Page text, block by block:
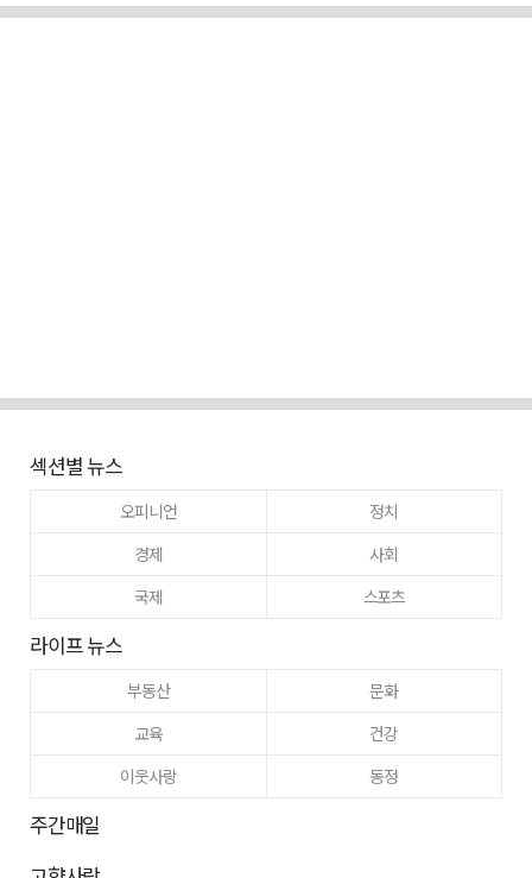
섹션별 뉴스
오피니언
정치
경제
사회
국제
스포츠
라이프 뉴스
부동산
문화
교육
건강
이웃사랑
동정
주간매일